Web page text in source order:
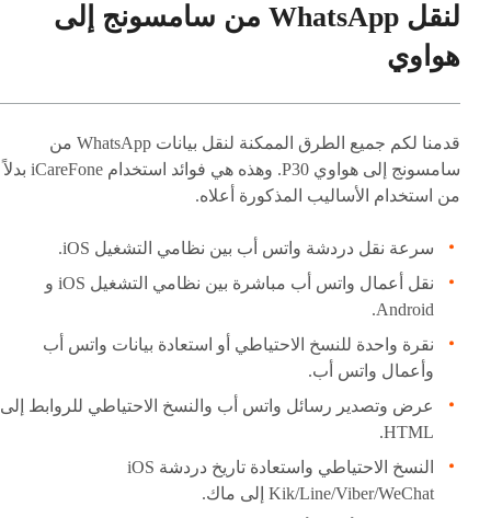
لنقل WhatsApp من سامسونج إلى
هواوي
قدمنا لكم جميع الطرق الممكنة لنقل بيانات WhatsApp من
سامسونج إلى هواوي P30. وهذه هي فوائد استخدام iCareFone بدلاً
من استخدام الأساليب المذكورة أعلاه.
سرعة نقل دردشة واتس أب بين نظامي التشغيل iOS.
نقل أعمال واتس أب مباشرة بين نظامي التشغيل iOS و
Android.
نقرة واحدة للنسخ الاحتياطي أو استعادة بيانات واتس أب
وأعمال واتس أب.
عرض وتصدير رسائل واتس أب والنسخ الاحتياطي للروابط إلى
HTML.
النسخ الاحتياطي واستعادة تاريخ دردشة iOS
Kik/Line/Viber/WeChat إلى ماك.